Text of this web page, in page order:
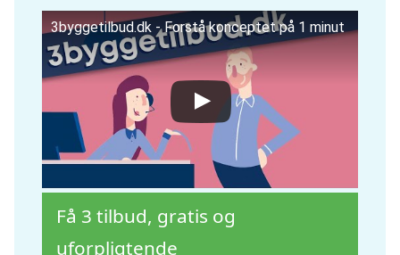
3byggetilbud.dk - Forstå konceptet på 1 minut
Få 3 tilbud, gratis og
uforpligtende